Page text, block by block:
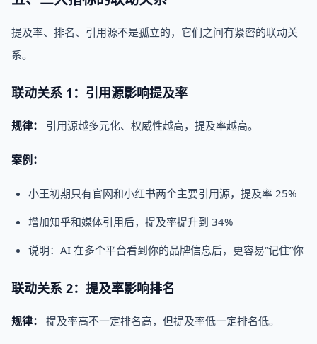
提及率、排名、引用源不是孤立的，它们之间有紧密的联动关
系。
联动关系 1：引用源影响提及率
规律： 引用源越多元化、权威性越高，提及率越高。
案例：
小王初期只有官网和小红书两个主要引用源，提及率 25%
增加知乎和媒体引用后，提及率提升到 34%
说明：AI 在多个平台看到你的品牌信息后，更容易“记住”你
联动关系 2：提及率影响排名
规律： 提及率高不一定排名高，但提及率低一定排名低。